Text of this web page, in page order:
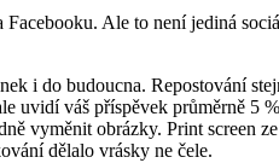
Facebooku. Ale to není jediná
i do budoucna. Repostování
uvidí váš příspěvek průměrně 5
vyměnit obrázky. Print screen
dělalo vrásky ne čele.